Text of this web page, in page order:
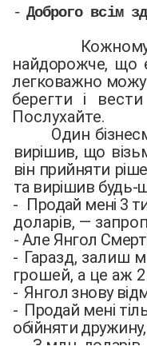
- Доброго всім
найдорожче, що
легковажно
берегти і
Послухайте.
Один
вирішив, що
він прийняти
та вирішив
- Продай мені 3
доларів, —
- Але Янгол
- Гаразд, залиш
грошей, а це аж
- Янгол знову
- Продай мені
обійняти
З млн. доларів.